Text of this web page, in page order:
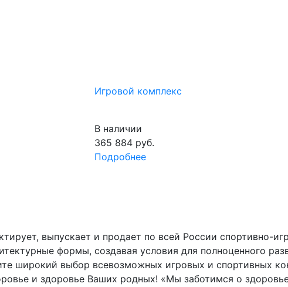
Игровой комплекс
В наличии
365 884 руб.
Подробнее
выпускает и продает по всей России спортивно-
формы, создавая условия для полноценного
широкий выбор всевозможных игровых и спортивных
и здоровье Ваших родных! «Мы заботимся о